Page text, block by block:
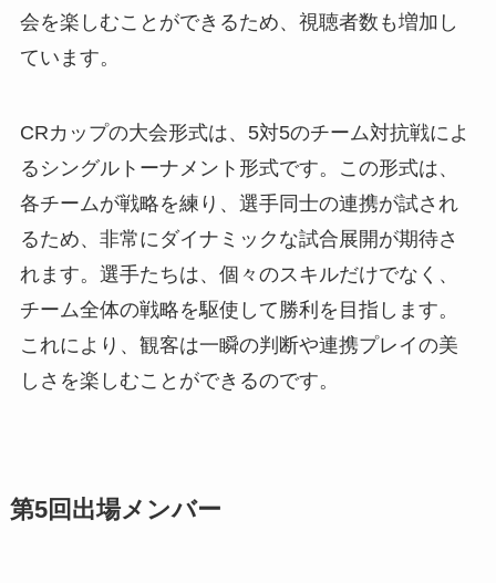
会を楽しむことができるため、視聴者数も増加し
ています。
CRカップの大会形式は、5対5のチーム対抗戦によ
るシングルトーナメント形式です。この形式は、
各チームが戦略を練り、選手同士の連携が試され
るため、非常にダイナミックな試合展開が期待さ
れます。選手たちは、個々のスキルだけでなく、
チーム全体の戦略を駆使して勝利を目指します。
これにより、観客は一瞬の判断や連携プレイの美
しさを楽しむことができるのです。
第5回出場メンバー